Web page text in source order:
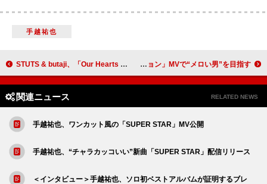
手越祐也
STUTS & butaji、「Our Hearts feat. アイナ・ジ・エンド」MV公開 Lienel、メジャーデビュー曲「メロ・コレクション」MVで“メロい男”を目指す
関連ニュース RELATED NEWS
手越祐也、ワンカット風の「SUPER STAR」MV公開
手越祐也、“チャラカッコいい”新曲「SUPER STAR」配信リリース
＜インタビュー＞手越祐也、ソロ初ベストアルバムが証明するブレ